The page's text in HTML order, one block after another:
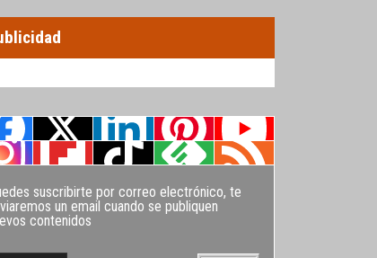
suscribirte por correo electrónico, te
un email cuando se publiquen
contenidos